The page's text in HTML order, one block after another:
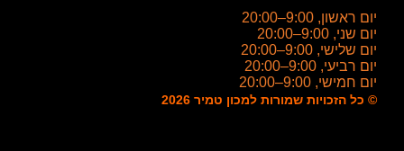
יום ראשון, 9:00–20:00
יום שני, 9:00–20:00
יום שלישי, 9:00–20:00
יום רביעי, 9:00–20:00
יום חמישי, 9:00–20:00
© כל הזכויות שמורות למכון טמיר 2026